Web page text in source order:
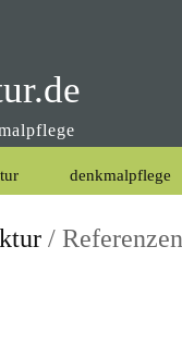
denkmalpflege
/